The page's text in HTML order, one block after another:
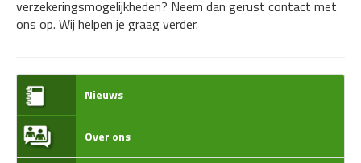
verzekeringsmogelijkheden? Neem dan gerust contact met
ons op. Wij helpen je graag verder.
Nieuws
Over ons